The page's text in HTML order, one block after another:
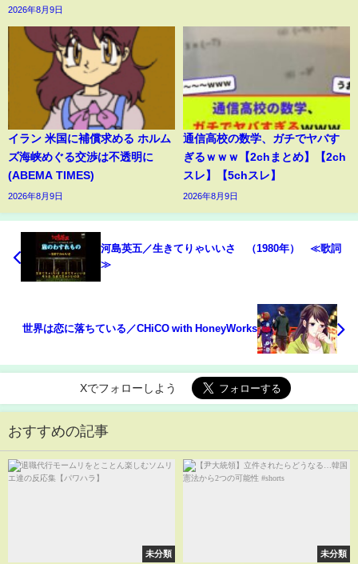
2026年8月9日
イラン 米国に補償求める ホルム
ズ海峡めぐる交渉は不透明に
(ABEMA TIMES)
2026年8月9日
通信高校の数学、ガチでヤバす
ぎるｗｗｗ【2chまとめ】【2ch
スレ】【5chスレ】
2026年8月9日
河島英五／生きてりゃいいさ （1980年） ≪歌詞
≫
世界は恋に落ちている／CHiCO with HoneyWorks
Xでフォローしよう
おすすめの記事
未分類 未分類